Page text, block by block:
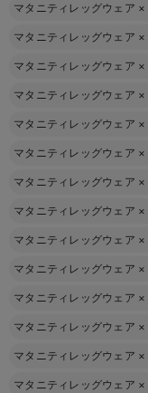
マタニティレッグウェア ×
マタニティレッグウェア ×
マタニティレッグウェア ×
マタニティレッグウェア ×
マタニティレッグウェア ×
マタニティレッグウェア ×
マタニティレッグウェア ×
マタニティレッグウェア ×
マタニティレッグウェア ×
マタニティレッグウェア ×
マタニティレッグウェア ×
マタニティレッグウェア ×
マタニティレッグウェア ×
マタニティレッグウェア ×